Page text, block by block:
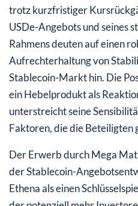
trotz kurzfristiger
USDe-Angebots und seines
Rahmens deuten auf einen
Aufrechterhaltung von
Stablecoin-Markt hin. Die
ein Hebelprodukt als
unterstreicht seine
Faktoren, die die Beteiligten
Der Erwerb durch Mega
der Stablecoin-
Ethena als einen